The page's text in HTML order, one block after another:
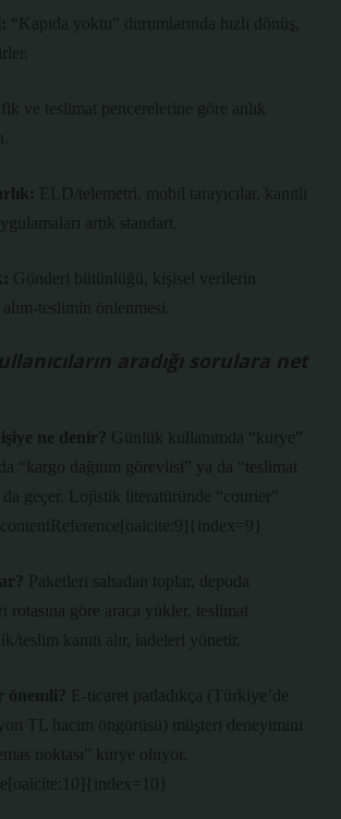
“Kapıda yoktu” durumlarında hızlı dönüş,
ve teslimat pencerelerine göre anlık
ELD/telemetri, mobil tarayıcılar, kanıtlı
artık standart.
Gönderi bütünlüğü, kişisel verilerin
teslimin önlenmesi.
aradığı sorulara net
ne denir? Günlük kullanımda “kurye”
“kargo dağıtım görevlisi” ya da “teslimat
geçer. Lojistik literatüründe “courier”
Paketleri sahadan toplar, depoda
rotasına göre araca yükler, teslimat
teslim kanıtı alır, iadeleri yönetir.
önemli? E-ticaret patladıkça (Türkiye’de
TL hacim öngörüsü) müşteri deneyimini
noktası” kurye oluyor.